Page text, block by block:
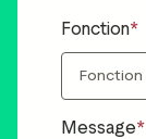
Fonction
Message